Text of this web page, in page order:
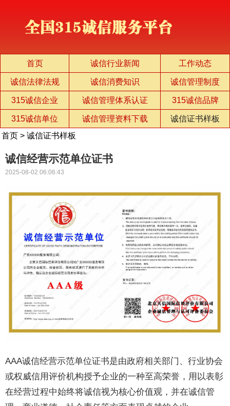
首页 诚信行业新闻 工作动态
诚信法律法规 诚信消费知识 诚信管理制度
315诚信企业 诚信管理体系认证 315诚信品牌
315诚信单位 诚信管理资料下载
诚信证书样板
首页 > 诚信证书样板
诚信经营示范单位证书
2025-08-02 06:06:43
AAA诚信经营示范单位证书是由政府相关部门、行业协会
或权威信用评价机构授予企业的一种至高荣誉，用以表彰
在经营过程中始终将诚信视为核心价值观，并在诚信管